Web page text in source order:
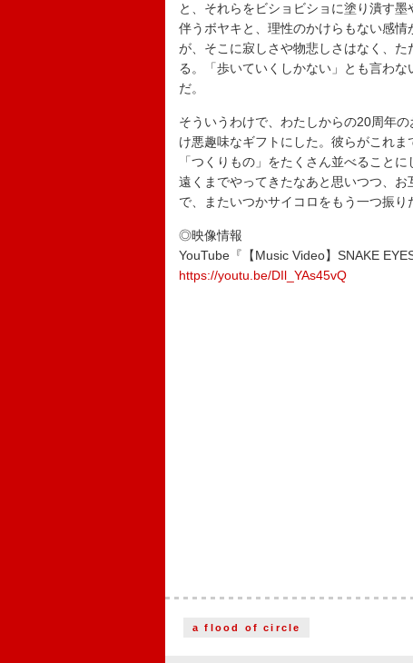
と、それらをビショビショに塗り潰す
伴うボヤキと、理性のかけらもない感
が、そこに寂しさや物悲しさはなく、
る。「歩いていくしかない」とも言わ
だ。
そういうわけで、わたしからの20周年
け悪趣味なギフトにした。彼らがこれ
「つくりもの」をたくさん並べること
遠くまでやってきたなあと思いつつ、
で、またいつかサイコロをもう一つ振り
◎映像情報
YouTube『【Music Video】SNAKE
https://youtu.be/DIl_YAs45vQ
a flood of circle